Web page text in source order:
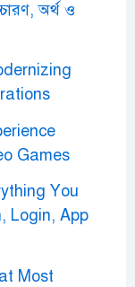
অর্থ ও
Games
You
Login, App
Most